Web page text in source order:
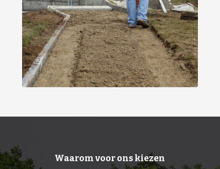
Waarom voor ons kiezen